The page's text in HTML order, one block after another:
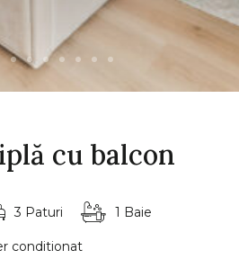
cu balcon
3 Paturi 1 Baie
conditionat